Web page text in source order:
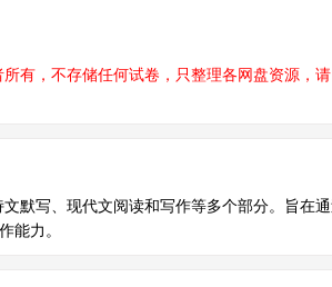
有，不存储任何试卷，只整理各网盘资源，
默写、现代文阅读和写作等多个部分。旨在
能力。